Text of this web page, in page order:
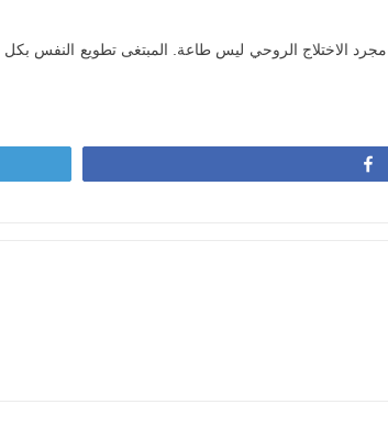
الاختلاج الروحي ليس طاعة. المبتغى تطويع النفس